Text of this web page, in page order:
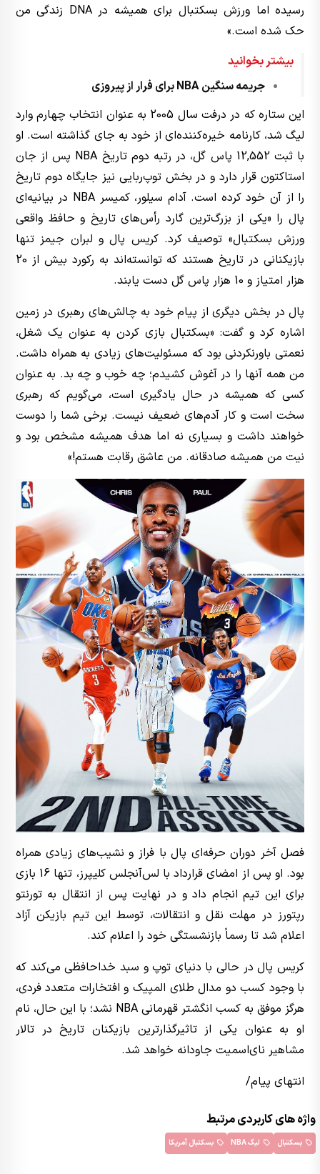
رسیده اما ورزش بسکتبال برای همیشه در DNA زندگی من
حک شده است.»
بیشتر بخوانید
جریمه سنگین NBA برای فرار از پیروزی
این ستاره که در درفت سال 2005 به عنوان انتخاب چهارم وارد
لیگ شد، کارنامه خیره‌کننده‌ای از خود به جای گذاشته است. او
با ثبت 12,552 پاس گل، در رتبه دوم تاریخ NBA پس از جان
استاکتون قرار دارد و در بخش توپ‌ربایی نیز جایگاه دوم تاریخ
را از آن خود کرده است. آدام سیلور، کمیسر NBA در بیانیه‌ای
پال را «یکی از بزرگ‌ترین گارد رأس‌های تاریخ و حافظ واقعی
ورزش بسکتبال» توصیف کرد. کریس پال و لبران جیمز تنها
بازیکنانی در تاریخ هستند که توانسته‌اند به رکورد بیش از 20
هزار امتیاز و 10 هزار پاس گل دست یابند.
پال در بخش دیگری از پیام خود به چالش‌های رهبری در زمین
اشاره کرد و گفت: «بسکتبال بازی کردن به عنوان یک شغل،
نعمتی باورنکردنی بود که مسئولیت‌های زیادی به همراه داشت.
من همه آنها را در آغوش کشیدم؛ چه خوب و چه بد. به عنوان
کسی که همیشه در حال یادگیری است، می‌گویم که رهبری
سخت است و کار آدم‌های ضعیف نیست. برخی شما را دوست
خواهند داشت و بسیاری نه اما هدف همیشه مشخص بود و
نیت من همیشه صادقانه. من عاشق رقابت هستم!»
فصل آخر دوران حرفه‌ای پال با فراز و نشیب‌های زیادی همراه
بود. او پس از امضای قرارداد با لس‌آنجلس کلیپرز، تنها 16 بازی
برای این تیم انجام داد و در نهایت پس از انتقال به تورنتو
رپتورز در مهلت نقل و انتقالات، توسط این تیم بازیکن آزاد
اعلام شد تا رسماً بازنشستگی خود را اعلام کند.
کریس پال در حالی با دنیای توپ و سبد خداحافظی می‌کند که
با وجود کسب دو مدال طلای المپیک و افتخارات متعدد فردی،
هرگز موفق به کسب انگشتر قهرمانی NBA نشد؛ با این حال، نام
او به عنوان یکی از تاثیرگذارترین بازیکنان تاریخ در تالار
مشاهیر نای‌اسمیت جاودانه خواهد شد.
انتهای پیام/
واژه های کاربردی مرتبط
بسکتبال لیگ NBA بسکتبال آمریکا